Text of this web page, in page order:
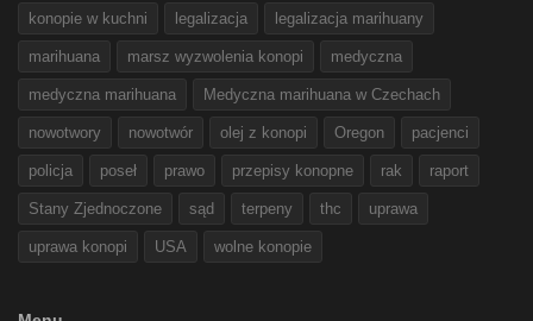
konopie w kuchni legalizacja legalizacja marihuany
marihuana marsz wyzwolenia konopi medyczna
medyczna marihuana Medyczna marihuana w Czechach
nowotwory nowotwór olej z konopi Oregon pacjenci
policja poseł prawo przepisy konopne rak raport
Stany Zjednoczone sąd terpeny thc uprawa
uprawa konopi USA wolne konopie